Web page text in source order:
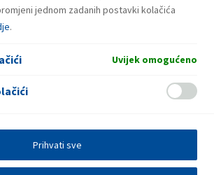
jednom zadanih postavki kolačića
.
Uvijek omogućeno
Prihvati sve